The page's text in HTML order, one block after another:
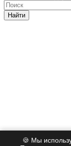
Найти
🍪 Мы